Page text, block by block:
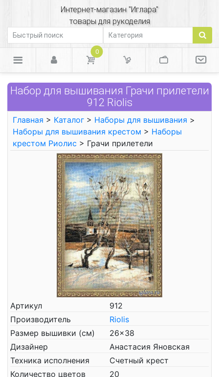
Интернет-магазин "Иглара"
товары для рукоделия
0
Набор для вышивания Грачи прилетели
912 Riolis
Главная > Каталог > Наборы для вышивания >
Наборы для вышивания крестом > Наборы
крестом Риолис > Грачи прилетели
Артикул
912
Производитель
Riolis
Размер вышивки (см)
26x38
Дизайнер
Анастасия Яновская
Техника исполнения
Счетный крест
Количество цветов
20